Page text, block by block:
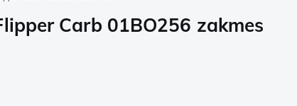
Carb 01BO256 zakmes